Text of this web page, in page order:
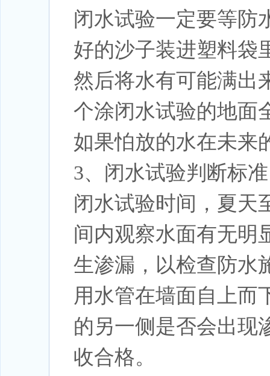
闭水试验一定要等防
好的沙子装进塑料袋
然后将水有可能满出
个涂闭水试验的地面
如果怕放的水在未来
3、闭水试验判断标准
闭水试验时间，夏天
间内观察水面有无明
生渗漏，以检查防水
用水管在墙面自上而
的另一侧是否会出现
收合格。